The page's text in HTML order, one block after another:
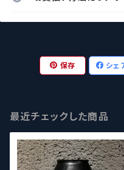
保存 シェ
最近チェックした商品